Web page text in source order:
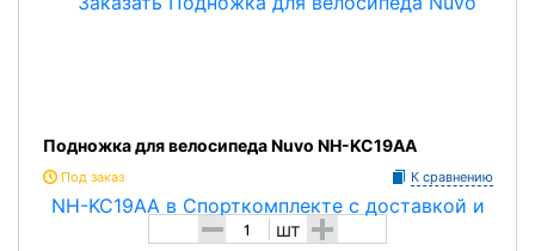
Подножка для велосипеда Nuvo NH-KC19AA
Под заказ К сравнению
- шт +